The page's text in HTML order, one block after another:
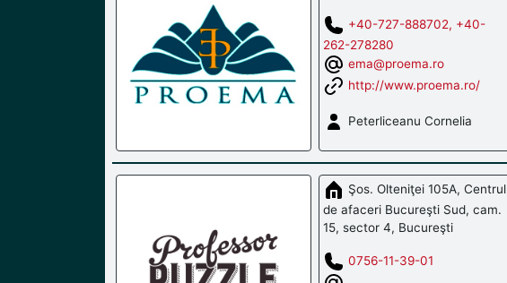
+40-727-888702, +40-
262-278280
ema@proema.ro
http://www.proema.ro/
Peterliceanu Cornelia
Şos. Olteniţei 105A, Centrul
de afaceri Bucureşti Sud, cam.
15, sector 4, Bucureşti
0756-11-39-01